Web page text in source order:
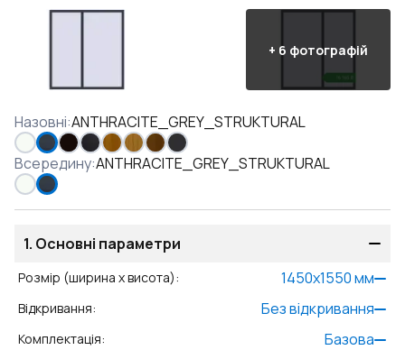
+ 6 фотографій
Назовні:ANTHRACITE_GREY_STRUKTURAL
Всередину:ANTHRACITE_GREY_STRUKTURAL
1. Основні параметри
Розмір (ширина x висота): 1450x1550мм
Відкривання: Без відкривання
Комплектація: Базова